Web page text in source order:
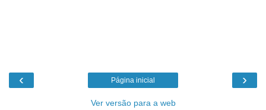
‹ ›
Página inicial
Ver versão para a web